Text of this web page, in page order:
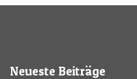
Neueste Beiträge